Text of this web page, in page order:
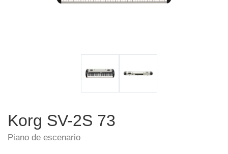
Korg SV-2S 73
Piano de escenario